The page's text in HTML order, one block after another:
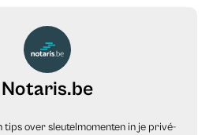
Notaris.be
tips over sleutelmomenten in je privé-